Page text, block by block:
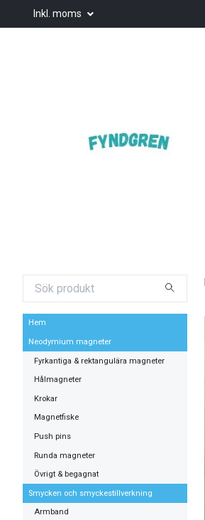
Inkl. moms
Hem
Neodymium magneter
Fyrkantiga & rektangulära magneter
Hålmagneter
Krokar
Magnetfiske
Push pins
Runda magneter
Övrigt & begagnat
Smycken och smyckestillverkning
Armband